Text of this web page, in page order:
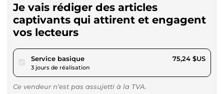
Je vais rédiger des articles
captivants qui attirent et engagent
vos lecteurs
Service basiquepour 69,34 $US
3 jours de réalisation
75,24 $US
Ce vendeur n’est pas assujetti à la TVA.